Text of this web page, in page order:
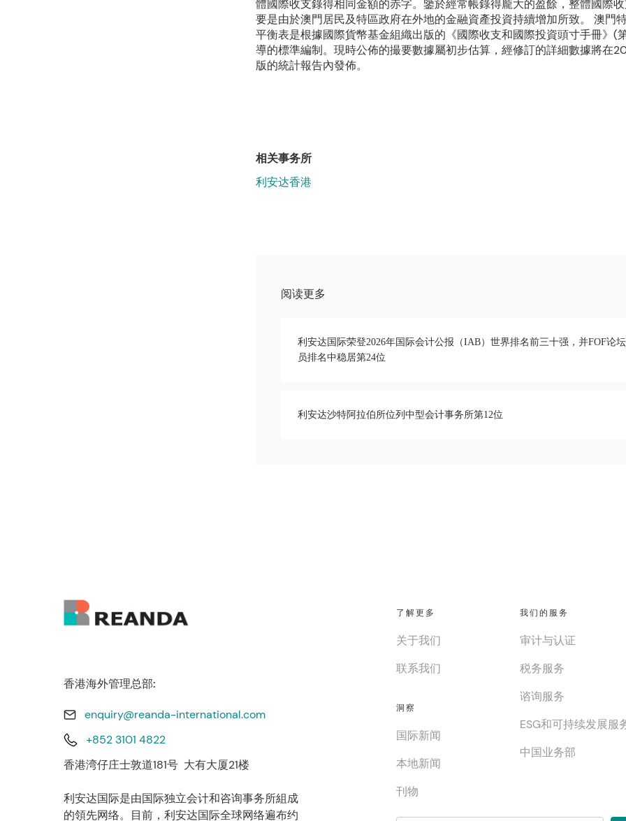
體國際收支錄得相同金額的赤字。鑒於經常帳錄得龐大的盈餘，整體國際
要是由於澳門居民及特區政府在外地的金融資產投資持續增加所致。 澳門
平衡表是根據國際貨幣基金組織出版的《國際收支和國際投資頭寸手冊》(
導的標準編制。現時公佈的撮要數據屬初步估算，經修訂的詳細數據將在
版的統計報告內發佈。
相关事务所
利安达香港
阅读更多
利安达国际荣登2026年国际会计公报（IAB）世界排名前三十强，并FOF论
员排名中稳居第24位
利安达沙特阿拉伯所位列中型会计事务所第12位
香港海外管理总部:
enquiry@reanda-international.com
+852 3101 4822
香港湾仔庄士敦道181号 大有大厦21楼
利安达国际是由国际独立会计和咨询事务所組成
的領先网络。目前，利安达国际全球网络遍布约
了解更多
关于我们
联系我们
我们的服务
审计与认证
税务服务
谘询服务
ESG和可持续发展服
中国业务部
洞察
国际新闻
本地新闻
刊物